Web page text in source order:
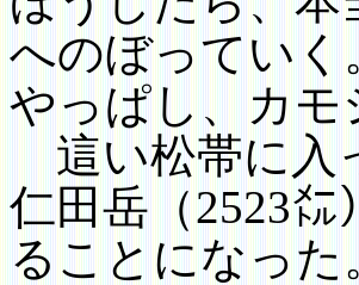
へのぼっていく
やっぱし、カ
這い松帯に入
仁田岳（2523㍍
る ことになった